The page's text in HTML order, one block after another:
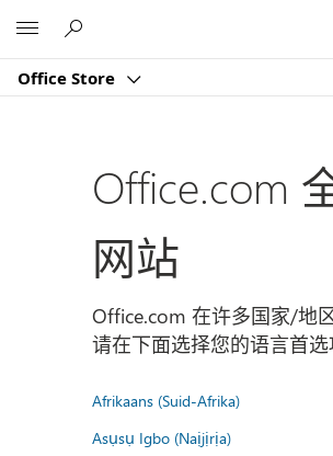
Office Store
Office.com
网站
Office.com 在许多国家/地区
请在下面选择您的语言首选
Afrikaans (Suid-Afrika)
Asụsụ Igbo (Naịjịrịa)